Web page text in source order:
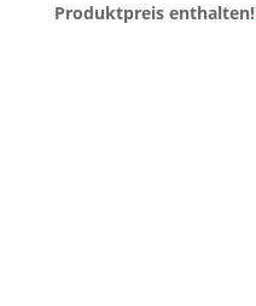
Produktpreis enthalten!